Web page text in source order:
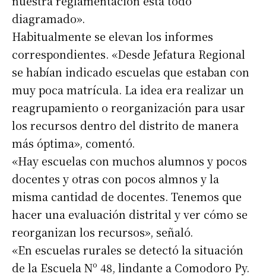
diagramado».
Habitualmente se elevan los informes
correspondientes. «Desde Jefatura Regional
se habían indicado escuelas que estaban con
muy poca matrícula. La idea era realizar un
reagrupamiento o reorganización para usar
los recursos dentro del distrito de manera
más óptima», comentó.
«Hay escuelas con muchos alumnos y pocos
docentes y otras con pocos almnos y la
misma cantidad de docentes. Tenemos que
hacer una evaluación distrital y ver cómo se
reorganizan los recursos», señaló.
«En escuelas rurales se detectó la situación
de la Escuela Nº 48, lindante a Comodoro Py.